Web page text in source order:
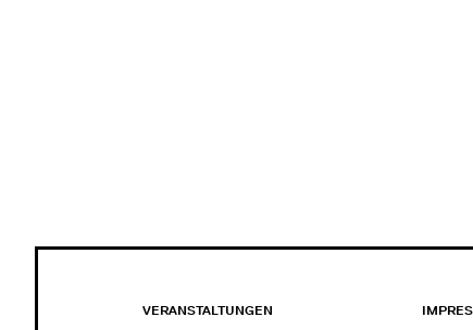
VERANSTALTUNGEN